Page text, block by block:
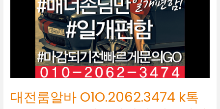
대전룸알바 O1O.2062.3474 k톡
ryboy3500
전
밤